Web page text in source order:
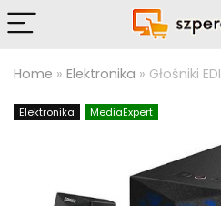
Home » Elektronika » Głośniki
Elektronika MediaExpert